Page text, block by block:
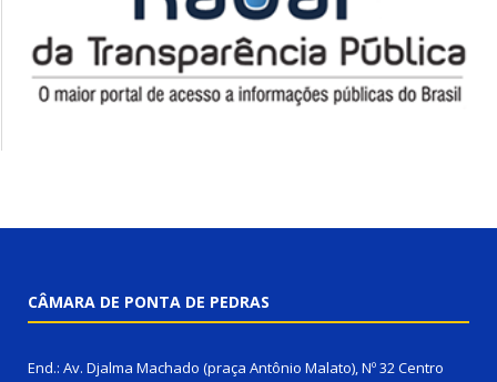
CÂMARA DE PONTA DE PEDRAS
End.: Av. Djalma Machado (praça Antônio Malato), Nº 32 Centro